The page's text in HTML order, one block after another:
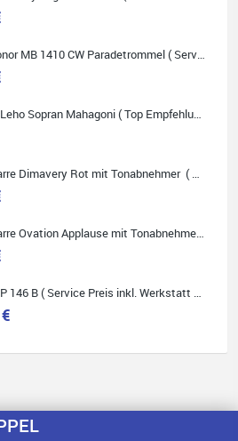
Trommel Sonor MB 1410 CW Paradetrommel ( Service Preis inkl. Werkstatt Service )
Ukulele My Leho Sopran Mahagoni ( Top Empfehlung ! )
Westerngitarre Dimavery Rot mit Tonabnehmer ( Service Preis inkl. Werkstatt Service )
Westerngitarre Ovation Applause mit Tonabnehmer ( Service Preis inkl. Werkstatt Service )
Yamaha YDP 146 B ( Service Preis inkl. Werkstatt Service )